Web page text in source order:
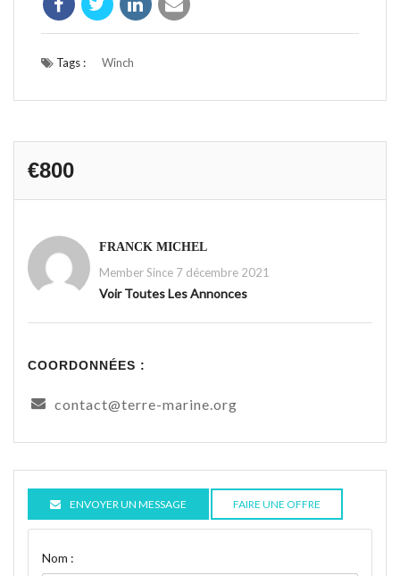
Tags : Winch
€800
FRANCK MICHEL
Member Since 7 décembre 2021
Voir Toutes Les Annonces
COORDONNÉES :
contact@terre-marine.org
ENVOYER UN MESSAGE FAIRE UNE OFFRE
Nom :